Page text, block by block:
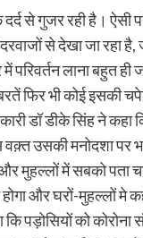
से गुजर रही है। ऐसी
से देखा जा रहा
परिवर्तन लाना बहुत
फिर भी कोई इसकी
डॉ डीके सिंह ने कहा
वक़्त उसकी मनोदशा पर
मुहल्लों में सबको पता
और घरों-मुहल्लों मे
पड़ोसियों को